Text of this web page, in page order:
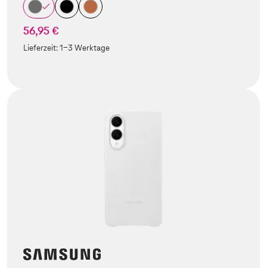
56,95 €
Lieferzeit:1-3 Werktage